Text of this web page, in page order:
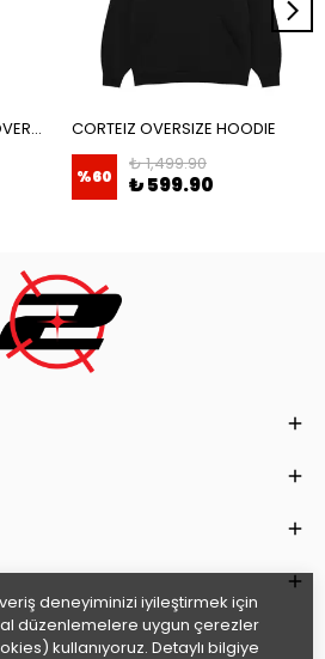
deneyiminizi iyileştirmek için
düzenlemelere uygun çerezler
kullanıyoruz. Detaylı bilgiye
WHO OWNS THE WORLD OVERSIZE T-SHIRT CORTEIZ OVERSIZE HOODIE
%60
₺ 1,499.90
₺ 599.90